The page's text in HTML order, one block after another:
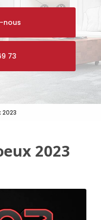
nous
73
2023
2023